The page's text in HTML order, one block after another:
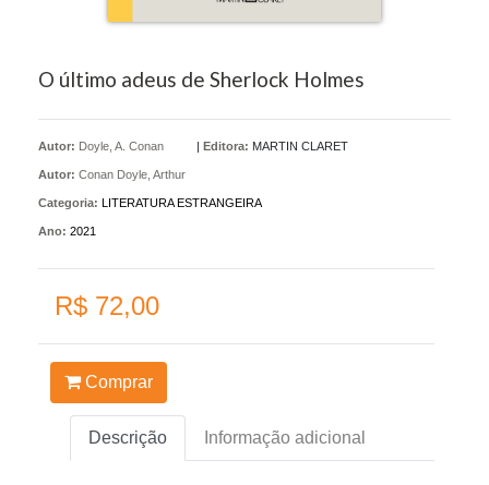
O último adeus de Sherlock Holmes
Autor: Doyle, A. Conan
Autor: Conan Doyle, Arthur
| Editora: MARTIN CLARET
Categoria: LITERATURA ESTRANGEIRA
Ano: 2021
R$ 72,00
Comprar
Descrição Informação adicional